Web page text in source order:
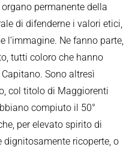
permanente della
di difenderne i valori etici,
l’immagine. Ne fanno parte,
tutti coloro che hanno
Sono altresì
col titolo di Maggiorenti
compiuto il 50°
per elevato spirito di
dignitosamente ricoperte, o